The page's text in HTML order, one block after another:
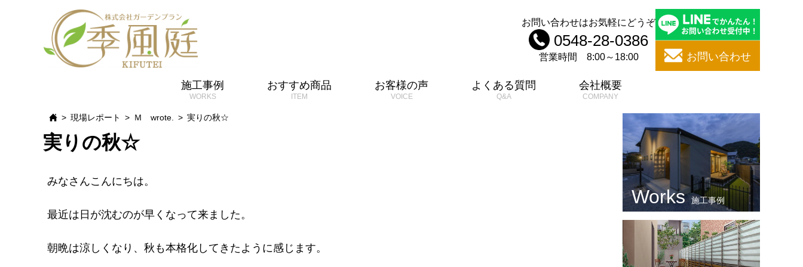
お問い合わせはお気軽にどうぞ
0548-28-0386
営業時間 8:00～18:00 お問い合わせ
施工事例 おすすめ商品 お客様の声 よくある質問 会社概要
現場レポート Ｍ wrote. 実りの秋☆
実りの秋☆
みなさんこんにちは。
最近は日が沈むのが早くなって来ました。
朝晩は涼しくなり、秋も本格化してきたように感じます。
施工事例